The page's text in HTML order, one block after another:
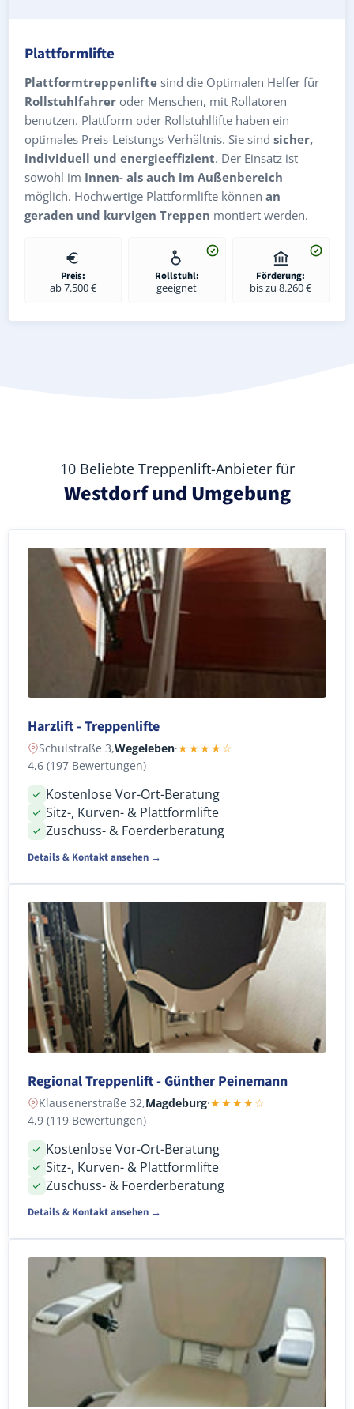
Plattformlifte
Plattformtreppenlifte sind die Optimalen Helfer für
Rollstuhlfahrer oder Menschen, mit Rollatoren
benutzen. Plattform oder Rollstuhllifte haben ein
optimales Preis-Leistungs-Verhältnis. Sie sind sicher,
individuell und energieeffizient. Der Einsatz ist
sowohl im Innen- als auch im Außenbereich
möglich. Hochwertige Plattformlifte können an
geraden und kurvigen Treppen montiert werden.
Preis:
ab 7.500 €
Rollstuhl:
geeignet
Förderung:
bis zu 8.260 €
10 Beliebte Treppenlift-Anbieter für
Westdorf und Umgebung
Harzlift - Treppenlifte
Schulstraße 3,Wegeleben·★★★★☆
4,6 (197 Bewertungen)
Kostenlose Vor-Ort-Beratung
Sitz-, Kurven- & Plattformlifte
Zuschuss- & Foerderberatung
Details & Kontakt ansehen →
Regional Treppenlift - Günther Peinemann
Klausenerstraße 32,Magdeburg·★★★★☆
4,9 (119 Bewertungen)
Kostenlose Vor-Ort-Beratung
Sitz-, Kurven- & Plattformlifte
Zuschuss- & Foerderberatung
Details & Kontakt ansehen →